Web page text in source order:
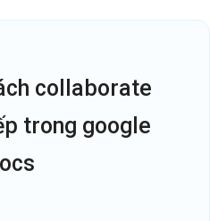
trong google